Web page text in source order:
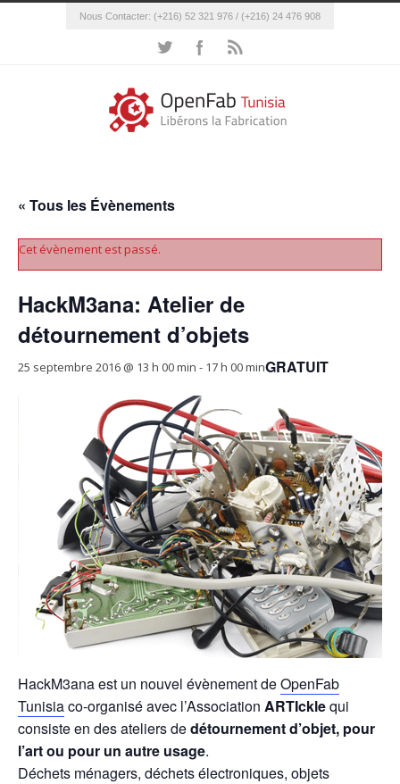
Nous Contacter: (+216) 52 321 976 / (+216) 24 476 908
« Tous les Évènements
Cet évènement est passé.
HackM3ana: Atelier de
détournement d’objets
25 septembre 2016 @ 13 h 00 min - 17 h 00 minGRATUIT
HackM3ana est un nouvel évènement deOpenFab
Tunisiaco-organisé avec l’Association ARTIcklequi
consiste en des ateliers dedétournement d’objet, pour
l’art ou pour un autre usage.
Déchets ménagers, déchets électroniques, objets